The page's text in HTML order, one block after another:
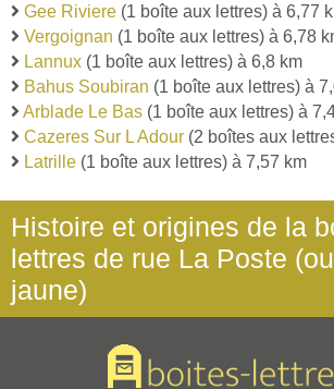
Gee Riviere (1 boîte aux lettres) à 6,77
Vergoignan (1 boîte aux lettres) à 6,78
Lannux (1 boîte aux lettres) à 6,8 km
Bahus Soubiran (1 boîte aux lettres) à
Arblade Le Bas (1 boîte aux lettres) à
Cazeres Sur L Adour (2 boîtes aux
Latrille (1 boîte aux lettres) à 7,57 km
Histoire et origines de la
lettres de rue La Poste
jaune)